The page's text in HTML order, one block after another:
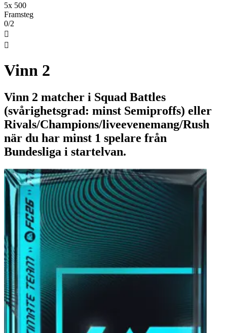
5x 500
Framsteg
0/2


Vinn 2
Vinn 2 matcher i Squad Battles
(svårighetsgrad: minst Semiproffs) eller
Rivals/Champions/liveevenemang/Rush
när du har minst 1 spelare från
Bundesliga i startelvan.